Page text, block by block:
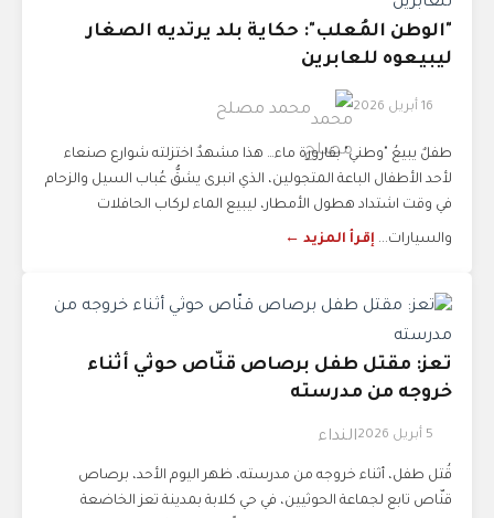
"الوطن المُعلب": حكاية بلد يرتديه الصغار
ليبيعوه للعابرين
16 أبريل 2026 محمد مصلح
طفلٌ يبيعُ "وطني" بقارورة ماء… هذا مشهدٌ اختزلته شوارع صنعاء
لأحد الأطفال الباعة المتجولين، الذي انبرى يشقُّ عُباب السيل والزحام
في وقت اشتداد هطول الأمطار، ليبيع الماء لركاب الحافلات
والسيارات... إقرأ المزيد ←
تعز: مقتل طفل برصاص قنّاص حوثي أثناء
خروجه من مدرسته
5 أبريل 2026 النداء
قُتل طفل، أثناء خروجه من مدرسته، ظهر اليوم الأحد، برصاص
قنّاص تابع لجماعة الحوثيين، في حي كلابة بمدينة تعز الخاضعة